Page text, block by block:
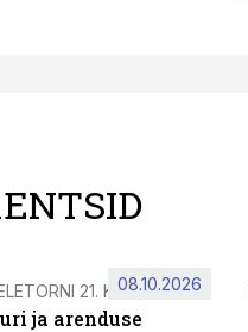
21. KORRUSEL
ja arenduse
08.10.2026